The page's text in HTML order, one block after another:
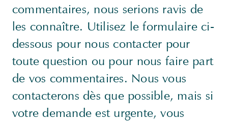
commentaires, nous serions ravis de
les connaître. Utilisez le formulaire ci-
dessous pour nous contacter pour
toute question ou pour nous faire part
de vos commentaires. Nous vous
contacterons dès que possible, mais si
votre demande est urgente, vous